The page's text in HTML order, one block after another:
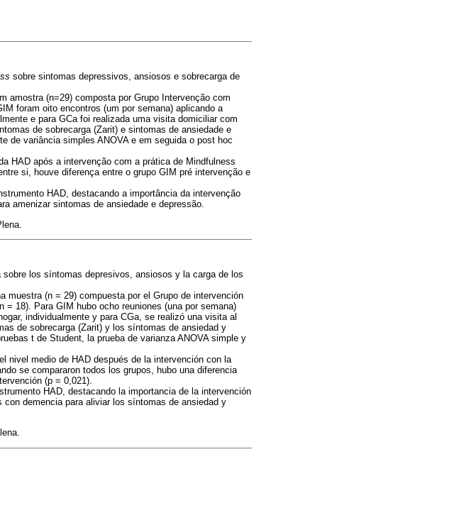
sobre sintomas depressivos, ansiosos e sobrecarga de
amostra (n=29) composta por Grupo Intervenção com
foram oito encontros (um por semana) aplicando a
e para GCa foi realizada uma visita domiciliar com
de sobrecarga (Zarit) e sintomas de ansiedade e
de variância simples ANOVA e em seguida o post hoc
HAD após a intervenção com a prática de Mindfulness
si, houve diferença entre o grupo GIM pré intervenção e
HAD, destacando a importância da intervenção
amenizar sintomas de ansiedade e depressão.
los síntomas depresivos, ansiosos y la carga de los
(n = 29) compuesta por el Grupo de intervención
18). Para GIM hubo ocho reuniones (una por semana)
individualmente y para CGa, se realizó una visita al
de sobrecarga (Zarit) y los síntomas de ansiedad y
t de Student, la prueba de varianza ANOVA simple y
nivel medio de HAD después de la intervención con la
se compararon todos los grupos, hubo una diferencia
(p = 0,021).
HAD, destacando la importancia de la intervención
con demencia para aliviar los síntomas de ansiedad y